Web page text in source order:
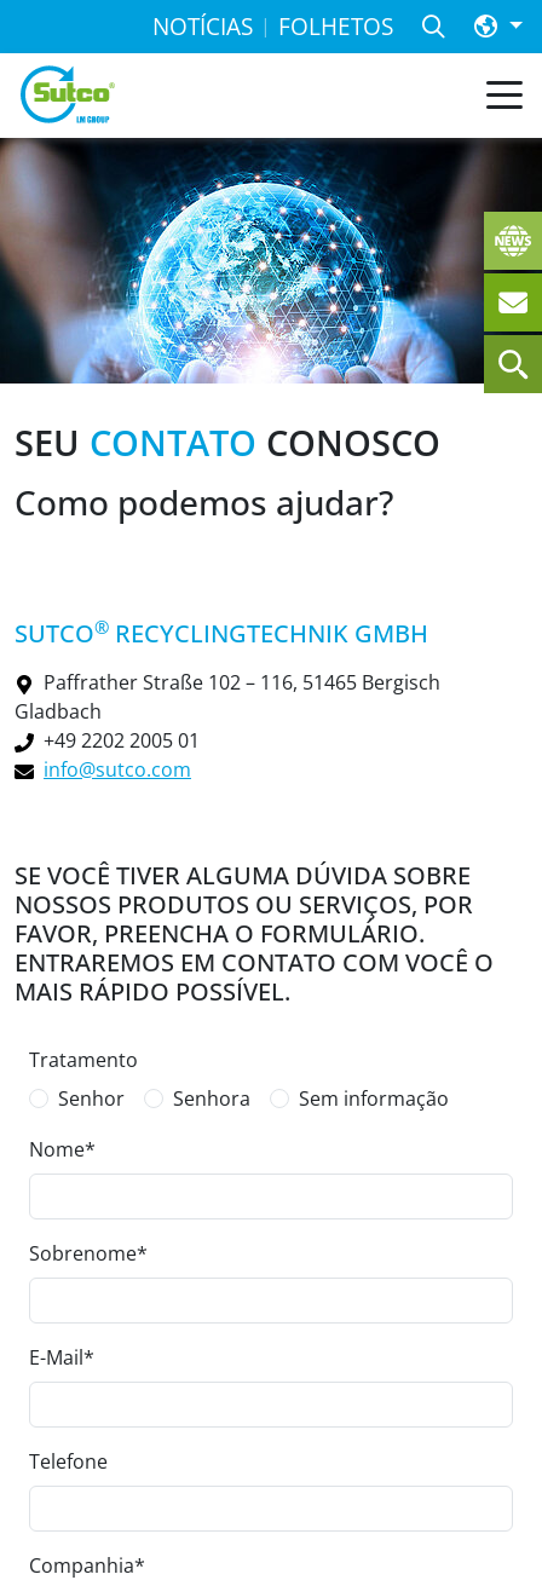
NOTÍCIAS FOLHETOS
SEU CONTATO CONOSCO
Como podemos ajudar?
SUTCO® RECYCLINGTECHNIK GMBH
Paffrather Straße 102 – 116, 51465 Bergisch
Gladbach
+49 2202 2005 01
info@sutco.com
SE VOCÊ TIVER ALGUMA DÚVIDA SOBRE
NOSSOS PRODUTOS OU SERVIÇOS, POR
FAVOR, PREENCHA O FORMULÁRIO.
ENTRAREMOS EM CONTATO COM VOCÊ O
MAIS RÁPIDO POSSÍVEL.
Tratamento
Senhor
Senhora
Sem informação
Nome*
Sobrenome*
E-Mail*
Telefone
Companhia*